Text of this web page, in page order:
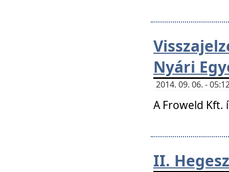
Nyári
2014. 09. 06. -
A Froweld
II.